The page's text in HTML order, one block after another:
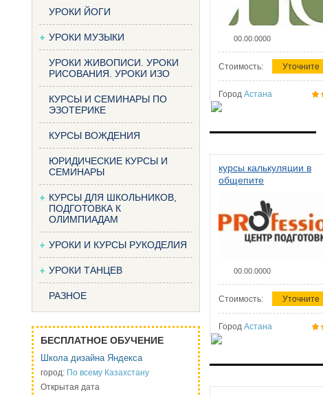
УРОКИ ЙОГИ
УРОКИ МУЗЫКИ
УРОКИ ЖИВОПИСИ. УРОКИ
РИСОВАНИЯ. УРОКИ ИЗО
КУРСЫ И СЕМИНАРЫ ПО
ЭЗОТЕРИКЕ
КУРСЫ ВОЖДЕНИЯ
ЮРИДИЧЕСКИЕ КУРСЫ И
СЕМИНАРЫ
КУРСЫ ДЛЯ ШКОЛЬНИКОВ,
ПОДГОТОВКА К
ОЛИМПИАДАМ
УРОКИ И КУРСЫ РУКОДЕЛИЯ
УРОКИ ТАНЦЕВ
РАЗНОЕ
БЕСПЛАТНОЕ ОБУЧЕНИЕ
Школа дизайна Яндекса
город: По всему Казахстану
Открытая дата
00.00.0000
Стоимость: Уточните
Город Астана
курсы калькуляции в
общепите
00.00.0000
Стоимость: Уточните
Город Астана